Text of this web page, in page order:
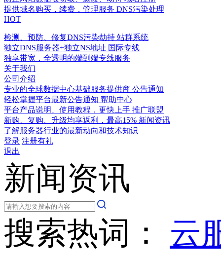
提供域名购买，续费，管理服务 DNS污染处理
HOT
检测、预防、修复DNS污染劫持 站群系统
独立DNS服务器+独立NS地址 国际专线
独享带宽，全透明的端到端专线服务
关于我们
公司介绍
专业的全球数据中心基础服务提供商 公告通知
轻松掌握平台最新公告通知 帮助中心
平台产品说明、使用教程，更快上手 推广联盟
新购、复购、升级均享返利，最高15% 新闻资讯
了解服务器行业的最新动向和技术知识
登录 注册有礼
退出
新闻资讯
搜索热词： 云